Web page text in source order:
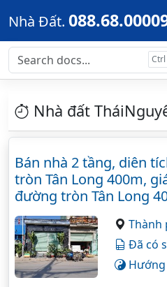
Skip to main content
Nhà Đất.
Nhà đất
Bán nhà 2 tầng, diên
tròn Tân Long 400m,
đường tròn Tân Long
Thành
Đã có